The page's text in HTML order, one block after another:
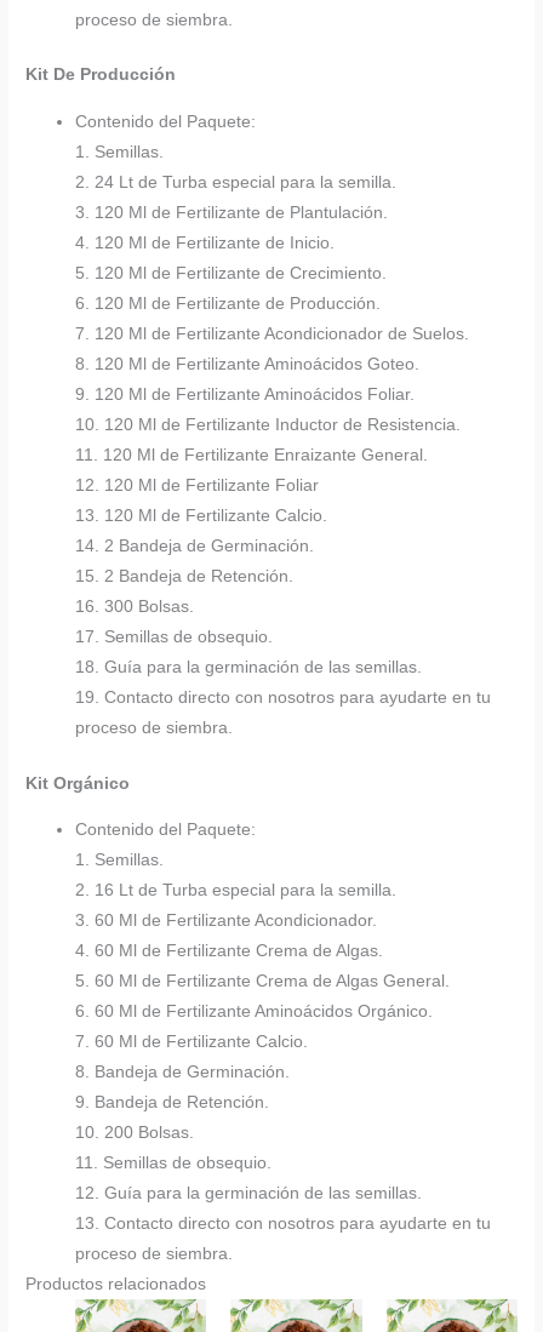
proceso de siembra.
Kit De Producción
Contenido del Paquete:
1. Semillas.
2. 24 Lt de Turba especial para la semilla.
3. 120 Ml de Fertilizante de Plantulación.
4. 120 Ml de Fertilizante de Inicio.
5. 120 Ml de Fertilizante de Crecimiento.
6. 120 Ml de Fertilizante de Producción.
7. 120 Ml de Fertilizante Acondicionador de Suelos.
8. 120 Ml de Fertilizante Aminoácidos Goteo.
9. 120 Ml de Fertilizante Aminoácidos Foliar.
10. 120 Ml de Fertilizante Inductor de Resistencia.
11. 120 Ml de Fertilizante Enraizante General.
12. 120 Ml de Fertilizante Foliar
13. 120 Ml de Fertilizante Calcio.
14. 2 Bandeja de Germinación.
15. 2 Bandeja de Retención.
16. 300 Bolsas.
17. Semillas de obsequio.
18. Guía para la germinación de las semillas.
19. Contacto directo con nosotros para ayudarte en tu
proceso de siembra.
Kit Orgánico
Contenido del Paquete:
1. Semillas.
2. 16 Lt de Turba especial para la semilla.
3. 60 Ml de Fertilizante Acondicionador.
4. 60 Ml de Fertilizante Crema de Algas.
5. 60 Ml de Fertilizante Crema de Algas General.
6. 60 Ml de Fertilizante Aminoácidos Orgánico.
7. 60 Ml de Fertilizante Calcio.
8. Bandeja de Germinación.
9. Bandeja de Retención.
10. 200 Bolsas.
11. Semillas de obsequio.
12. Guía para la germinación de las semillas.
13. Contacto directo con nosotros para ayudarte en tu
proceso de siembra.
Productos relacionados